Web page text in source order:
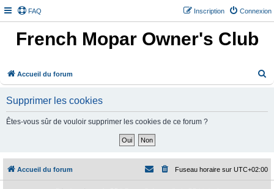
FAQ Connexion
Inscription
French Mopar Owner's Club
Accueil du forum
Supprimer les cookies
Êtes-vous sûr de vouloir supprimer les cookies de ce forum ?
Accueil du forum Fuseau horaire sur UTC+02:00